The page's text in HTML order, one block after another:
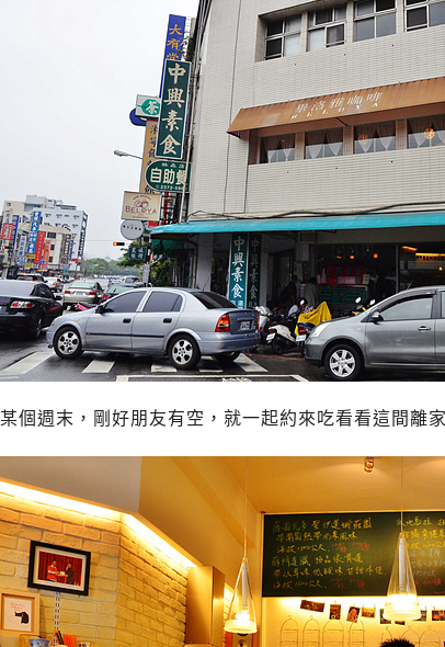
某個週末，剛好朋友有空，就一起約來吃看看這間離